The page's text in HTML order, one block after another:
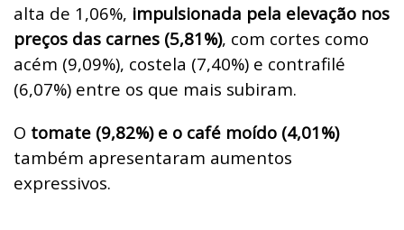
alta de 1,06%, impulsionada pela elevação nos
preços das carnes (5,81%), com cortes como
acém (9,09%), costela (7,40%) e contrafilé
(6,07%) entre os que mais subiram.
O tomate (9,82%) e o café moído (4,01%)
também apresentaram aumentos
expressivos.